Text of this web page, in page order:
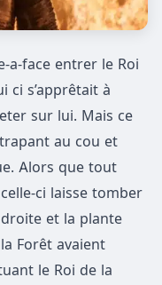
a-face entrer le Roi
ci s’apprêtait à
sur lui. Mais ce
au cou et
Alors que tout
ci laisse tomber
et la plante
Forêt avaient
le Roi de la